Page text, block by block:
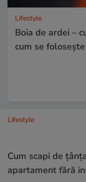
Lifestyle
Boia de ardei –
cum se foloseşte
Lifestyle
Cum scapi de
apartament fără